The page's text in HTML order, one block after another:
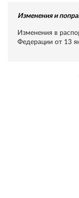
Изменения и
Изменения в
Федерации от 13